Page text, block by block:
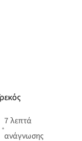
•
7 λεπτά
ανάγνωσης